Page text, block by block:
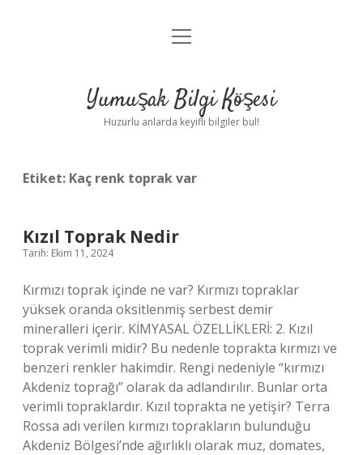
Anasayfa
Yasal Uyarı
menüyü
Yumuşak Bilgi Köşesi
Huzurlu anlarda keyifli bilgiler bul!
Etiket: Kaç renk toprak var
Kızıl Toprak Nedir
Tarih: Ekim 11, 2024
Kırmızı toprak içinde ne var? Kırmızı topraklar
yüksek oranda oksitlenmiş serbest demir
mineralleri içerir. KİMYASAL ÖZELLİKLERİ: 2. Kızıl
toprak verimli midir? Bu nedenle toprakta kırmızı ve
benzeri renkler hakimdir. Rengi nedeniyle “kırmızı
Akdeniz toprağı” olarak da adlandırılır. Bunlar orta
verimli topraklardır. Kızıl toprakta ne yetişir? Terra
Rossa adı verilen kırmızı toprakların bulunduğu
Akdeniz Bölgesi’nde ağırlıklı olarak muz, domates,